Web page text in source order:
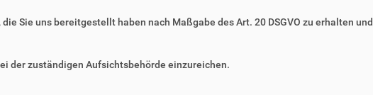
Sie uns bereitgestellt haben nach Maßgabe des Art. 20 DSGVO zu erhalten
der zuständigen Aufsichtsbehörde einzureichen.